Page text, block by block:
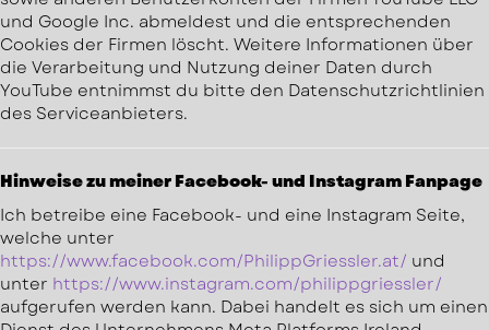
und Google Inc. abmeldest und die entsprechenden
Cookies der Firmen löscht. Weitere Informationen über
die Verarbeitung und Nutzung deiner Daten durch
YouTube entnimmst du bitte den Datenschutzrichtlinien
des Serviceanbieters.
Hinweise zu meiner Facebook- und Instagram Fanpage
Ich betreibe eine Facebook- und eine Instagram Seite,
welche unter
https://www.facebook.com/PhilippGriessler.at/ und
unter https://www.instagram.com/philippgriessler/
aufgerufen werden kann. Dabei handelt es sich um einen